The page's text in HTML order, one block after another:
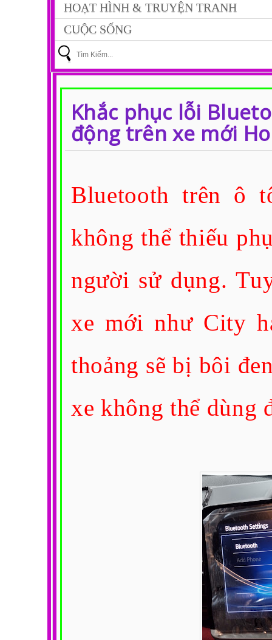
HOẠT HÌNH & TRUYỆN TRANH
CUỘC SỐNG
Khắc phục lỗi
động trên xe mới
Bluetooth trên ô
không thể thiếu
người sử dụng.
xe mới như City
thoảng sẽ bị bôi
xe không thể dùng